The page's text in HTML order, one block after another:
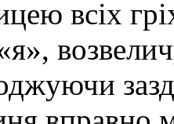
всіх